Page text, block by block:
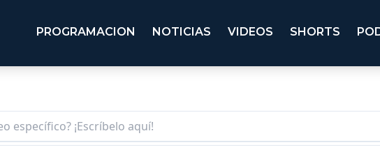
PROGRAMACION NOTICIAS VIDEOS SHORTS